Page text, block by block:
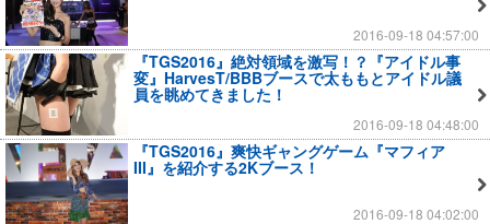
2016-09-18 04:57:00
『TGS2016』絶対領域を激写！？『アイドル事
変』HarvesT/BBBブースで太ももとアイドル議
員を眺めてきました！
2016-09-18 04:48:00
『TGS2016』爽快ギャングゲーム『マフィア
III』を紹介する2Kブース！
2016-09-18 04:02:00